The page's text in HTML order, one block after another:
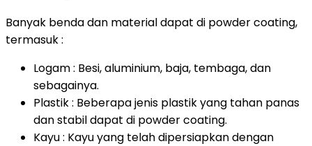
Banyak benda dan material dapat di powder coating,
termasuk :
Logam : Besi, aluminium, baja, tembaga, dan
sebagainya.
Plastik : Beberapa jenis plastik yang tahan panas
dan stabil dapat di powder coating.
Kayu : Kayu yang telah dipersiapkan dengan